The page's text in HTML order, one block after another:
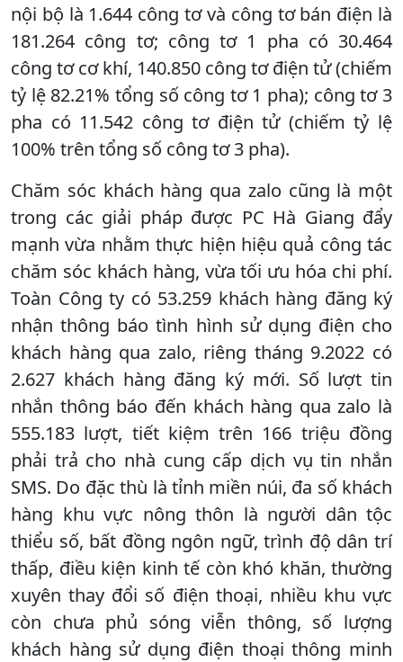
nội bộ là 1.644 công tơ và công tơ bán điện là
181.264 công tơ; công tơ 1 pha có 30.464
công tơ cơ khí, 140.850 công tơ điện tử (chiếm
tỷ lệ 82.21% tổng số công tơ 1 pha); công tơ 3
pha có 11.542 công tơ điện tử (chiếm tỷ lệ
100% trên tổng số công tơ 3 pha).
Chăm sóc khách hàng qua zalo cũng là một
trong các giải pháp được PC Hà Giang đẩy
mạnh vừa nhằm thực hiện hiệu quả công tác
chăm sóc khách hàng, vừa tối ưu hóa chi phí.
Toàn Công ty có 53.259 khách hàng đăng ký
nhận thông báo tình hình sử dụng điện cho
khách hàng qua zalo, riêng tháng 9.2022 có
2.627 khách hàng đăng ký mới. Số lượt tin
nhắn thông báo đến khách hàng qua zalo là
555.183 lượt, tiết kiệm trên 166 triệu đồng
phải trả cho nhà cung cấp dịch vụ tin nhắn
SMS. Do đặc thù là tỉnh miền núi, đa số khách
hàng khu vực nông thôn là người dân tộc
thiểu số, bất đồng ngôn ngữ, trình độ dân trí
thấp, điều kiện kinh tế còn khó khăn, thường
xuyên thay đổi số điện thoại, nhiều khu vực
còn chưa phủ sóng viễn thông, số lượng
khách hàng sử dụng điện thoại thông minh